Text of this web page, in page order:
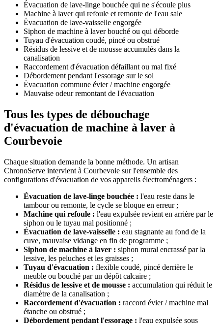
Évacuation de lave-linge bouchée qui ne s'écoule plus
Machine à laver qui refoule et remonte de l'eau sale
Évacuation de lave-vaisselle engorgée
Siphon de machine à laver bouché ou qui déborde
Tuyau d'évacuation coudé, pincé ou obstrué
Résidus de lessive et de mousse accumulés dans la
canalisation
Raccordement d'évacuation défaillant ou mal fixé
Débordement pendant l'essorage sur le sol
Évacuation commune évier / machine engorgée
Mauvaise odeur remontant de l'évacuation
Tous les types de débouchage
d'évacuation de machine à laver à
Courbevoie
Chaque situation demande la bonne méthode. Un artisan
ChronoServe intervient à Courbevoie sur l'ensemble des
configurations d'évacuation de vos appareils électroménagers :
Évacuation de lave-linge bouchée : l'eau reste dans le
tambour ou remonte, le cycle se bloque en erreur ;
Machine qui refoule : l'eau expulsée revient en arrière par le
siphon ou le tuyau mal positionné ;
Évacuation de lave-vaisselle : eau stagnante au fond de la
cuve, mauvaise vidange en fin de programme ;
Siphon de machine à laver : siphon mural encrassé par la
lessive, les peluches et les graisses ;
Tuyau d'évacuation : flexible coudé, pincé derrière le
meuble ou bouché par un dépôt calcaire ;
Résidus de lessive et de mousse : accumulation qui réduit le
diamètre de la canalisation ;
Raccordement d'évacuation : raccord évier / machine mal
étanche ou obstrué ;
Débordement pendant l'essorage : l'eau expulsée sous